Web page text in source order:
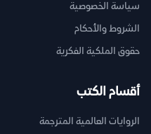
سياسة الخصوصية
الشروط والأحكام
حقوق الملكية الفكرية
أقسام الكتب
الروايات العالمية المترجمة